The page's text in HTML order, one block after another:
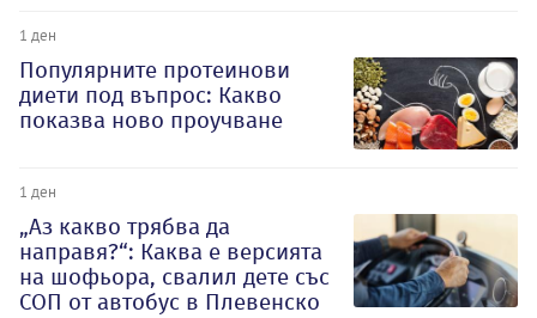
1 ден
Популярните протеинови
диети под въпрос: Какво
показва ново проучване
1 ден
„Аз какво трябва да
направя?“: Каква е версията
на шофьора, свалил дете със
СОП от автобус в Плевенско